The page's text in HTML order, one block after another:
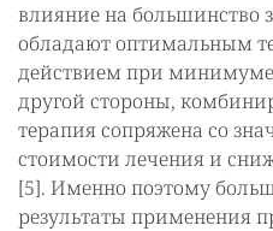
влияние на большинство
обладают оптимальным
действием при
другой стороны,
терапия сопряжена со
стоимости лечения и
[5]. Именно поэтому
результаты применения